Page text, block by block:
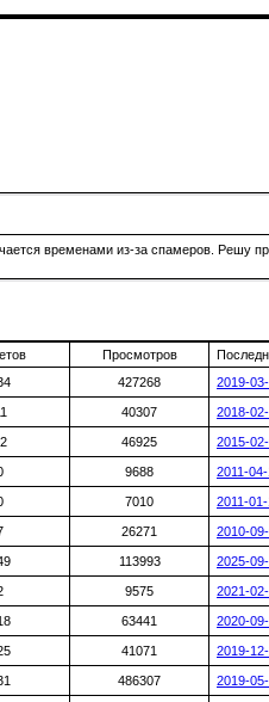
временами из-за спамеров. Решу
Просмотров
427268 2019-
40307 2018-
46925 2015-
9688 2011-
7010 2011-
26271 2010-
113993 2025-
9575 2021-
63441 2020-
41071 2019-
486307 2019-